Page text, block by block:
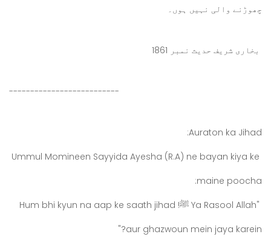
چھوڑنے والی نہیں ہوں۔
بخاری شریف حدیث نمبر 1861
--------------------------
Auraton ka Jihad:
Ummul Momineen Sayyida Ayesha (R.A) ne bayan kiya ke
maine poocha:
"Ya Rasool Allah ﷺ! Hum bhi kyun na aap ke saath jihad
aur ghazwoun mein jaya karein?"